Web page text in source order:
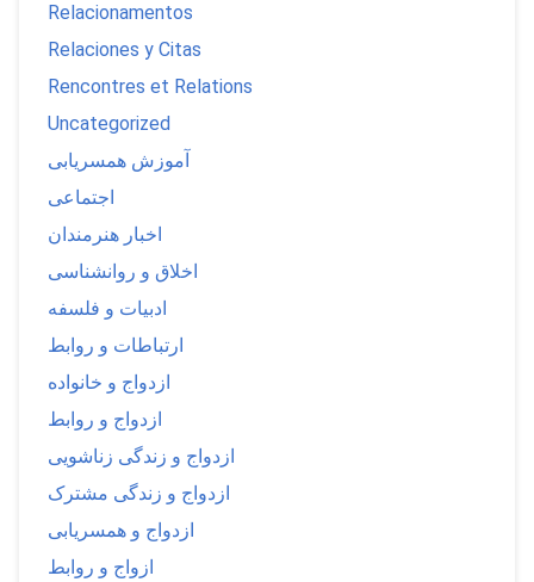
Relacionamentos
Relaciones y Citas
Rencontres et Relations
Uncategorized
آموزش همسریابی
اجتماعی
اخبار هنرمندان
اخلاق و روانشناسی
ادبیات و فلسفه
ارتباطات و روابط
ازدواج و خانواده
ازدواج و روابط
ازدواج و زندگی زناشویی
ازدواج و زندگی مشترک
ازدواج و همسریابی
ازواج و روابط